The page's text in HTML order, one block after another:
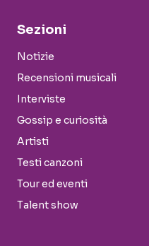
Sezioni
Notizie
Recensioni musicali
Interviste
Gossip e curiosità
Artisti
Testi canzoni
Tour ed eventi
Talent show